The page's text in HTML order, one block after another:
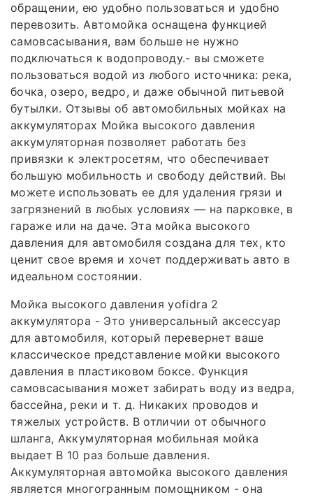
обращении, ею удобно пользоваться и удобно
перевозить. Автомойка оснащена функцией
самовсасывания, вам больше не нужно
подключаться к водопроводу.- вы сможете
пользоваться водой из любого источника: река,
бочка, озеро, ведро, и даже обычной питьевой
бутылки. Отзывы об автомобильных мойках на
аккумуляторах Мойка высокого давления
аккумуляторная позволяет работать без
привязки к электросетям, что обеспечивает
большую мобильность и свободу действий. Вы
можете использовать ее для удаления грязи и
загрязнений в любых условиях — на парковке, в
гараже или на даче. Эта мойка высокого
давления для автомобиля создана для тех, кто
ценит свое время и хочет поддерживать авто в
идеальном состоянии.
Мойка высокого давления yofidra 2
аккумулятора - Это универсальный аксессуар
для автомобиля, который перевернет ваше
классическое представление мойки высокого
давления в пластиковом боксе. Функция
самовсасывания может забирать воду из ведра,
бассейна, реки и т. д. Никаких проводов и
тяжелых устройств. В отличии от обычного
шланга, Аккумуляторная мобильная мойка
выдает В 10 раз больше давления.
Аккумуляторная автомойка высокого давления
является многогранным помощником - она